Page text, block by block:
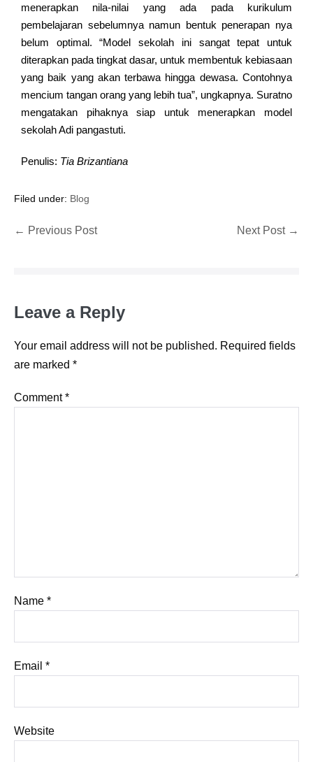
menerapkan nila-nilai yang ada pada kurikulum
pembelajaran sebelumnya namun bentuk penerapan nya
belum optimal. “Model sekolah ini sangat tepat untuk
diterapkan pada tingkat dasar, untuk membentuk kebiasaan
yang baik yang akan terbawa hingga dewasa. Contohnya
mencium tangan orang yang lebih tua”, ungkapnya. Suratno
mengatakan pihaknya siap untuk menerapkan model
sekolah Adi pangastuti.
Penulis: Tia Brizantiana
Filed under: Blog
← Previous Post Next Post →
Leave a Reply
Your email address will not be published. Required fields
are marked *
Comment*
Name *
Email *
Website